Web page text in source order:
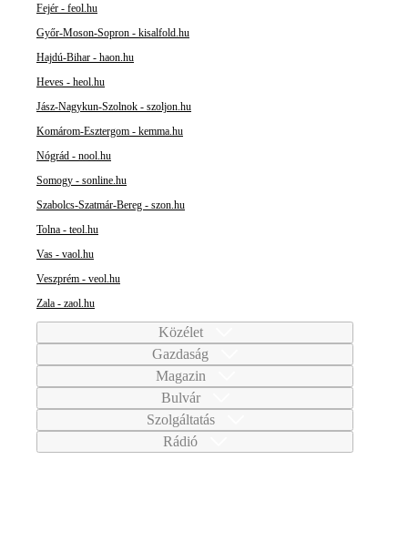
Fejér - feol.hu
Győr-Moson-Sopron - kisalfold.hu
Hajdú-Bihar - haon.hu
Heves - heol.hu
Jász-Nagykun-Szolnok - szoljon.hu
Komárom-Esztergom - kemma.hu
Nógrád - nool.hu
Somogy - sonline.hu
Szabolcs-Szatmár-Bereg - szon.hu
Tolna - teol.hu
Vas - vaol.hu
Veszprém - veol.hu
Zala - zaol.hu
Közélet
Gazdaság
Magazin
Bulvár
Szolgáltatás
Rádió